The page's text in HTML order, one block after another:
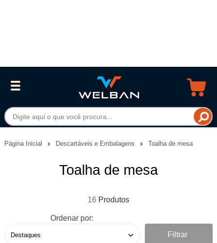
Página Inicial Descartáveis e Embalagens Toalha de mesa
Toalha de mesa
16
Ordenar por:
Filtrar